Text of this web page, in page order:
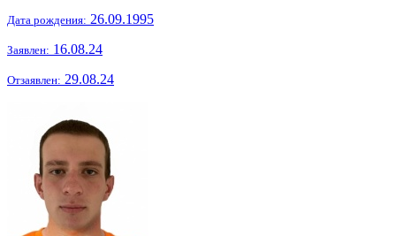
Дата рождения: 26.09.1995
Заявлен: 16.08.24
Отзаявлен: 29.08.24